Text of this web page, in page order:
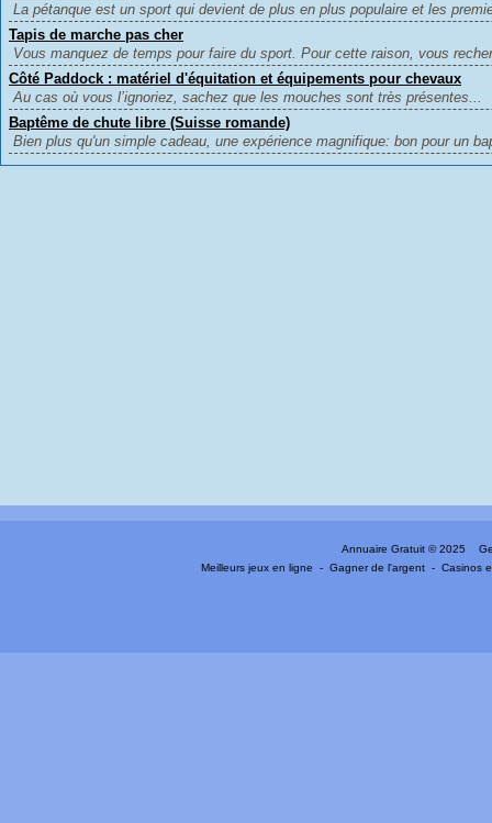
La pétanque est un sport qui devient de plus en plus populaire et les
Tapis de marche pas cher
Vous manquez de temps pour faire du sport. Pour cette raison, vous
Côté Paddock : matériel d'équitation et équipements pour chevaux
Au cas où vous l’ignoriez, sachez que les mouches sont très présentes...
Baptême de chute libre (Suisse romande)
Bien plus qu'un simple cadeau, une expérience magnifique: bon pour un
Annuaire Gratuit © 2025
Meilleurs jeux en ligne
-Gagner de l'argent -Casinos